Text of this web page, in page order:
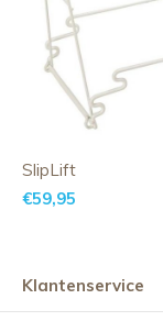
SlipLift
€59,95
Klantenservice